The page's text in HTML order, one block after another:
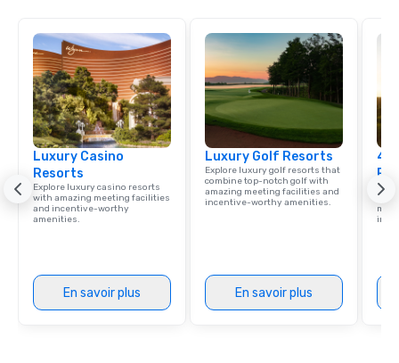
Luxury Casino
Resorts
Explore luxury casino resorts
with amazing meeting facilities
and incentive-worthy
amenities.
En savoir plus
Luxury Golf Resorts
Explore luxury golf resorts that
combine top-notch golf with
amazing meeting facilities and
incentive-worthy amenities.
En savoir plus
4